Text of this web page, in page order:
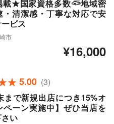
★国家資格多数𓆛地域密
・清潔感・丁寧な対応で安
ビス
市
¥16,000
5.00 (3)
まで新規出店につき15%オ
ペーン実施中】ぜひ当店を
い